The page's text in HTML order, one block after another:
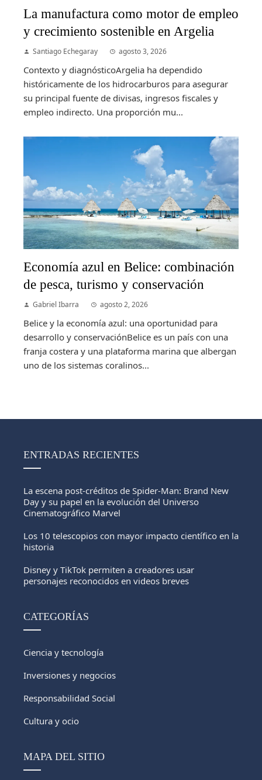
La manufactura como motor de empleo
y crecimiento sostenible en Argelia
Santiago Echegaray agosto 3, 2026
Contexto y diagnósticoArgelia ha dependido
históricamente de los hidrocarburos para asegurar
su principal fuente de divisas, ingresos fiscales y
empleo indirecto. Una proporción mu...
Economía azul en Belice: combinación
de pesca, turismo y conservación
Gabriel Ibarra agosto 2, 2026
Belice y la economía azul: una oportunidad para
desarrollo y conservaciónBelice es un país con una
franja costera y una plataforma marina que albergan
uno de los sistemas coralinos...
ENTRADAS RECIENTES
La escena post-créditos de Spider-Man: Brand New
Day y su papel en la evolución del Universo
Cinematográfico Marvel
Los 10 telescopios con mayor impacto científico en la
historia
Disney y TikTok permiten a creadores usar
personajes reconocidos en videos breves
CATEGORÍAS
Ciencia y tecnología
Inversiones y negocios
Responsabilidad Social
Cultura y ocio
MAPA DEL SITIO